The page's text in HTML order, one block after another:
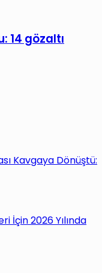
14 gözaltı
Kavgaya Dönüştü:
İçin 2026 Yılında